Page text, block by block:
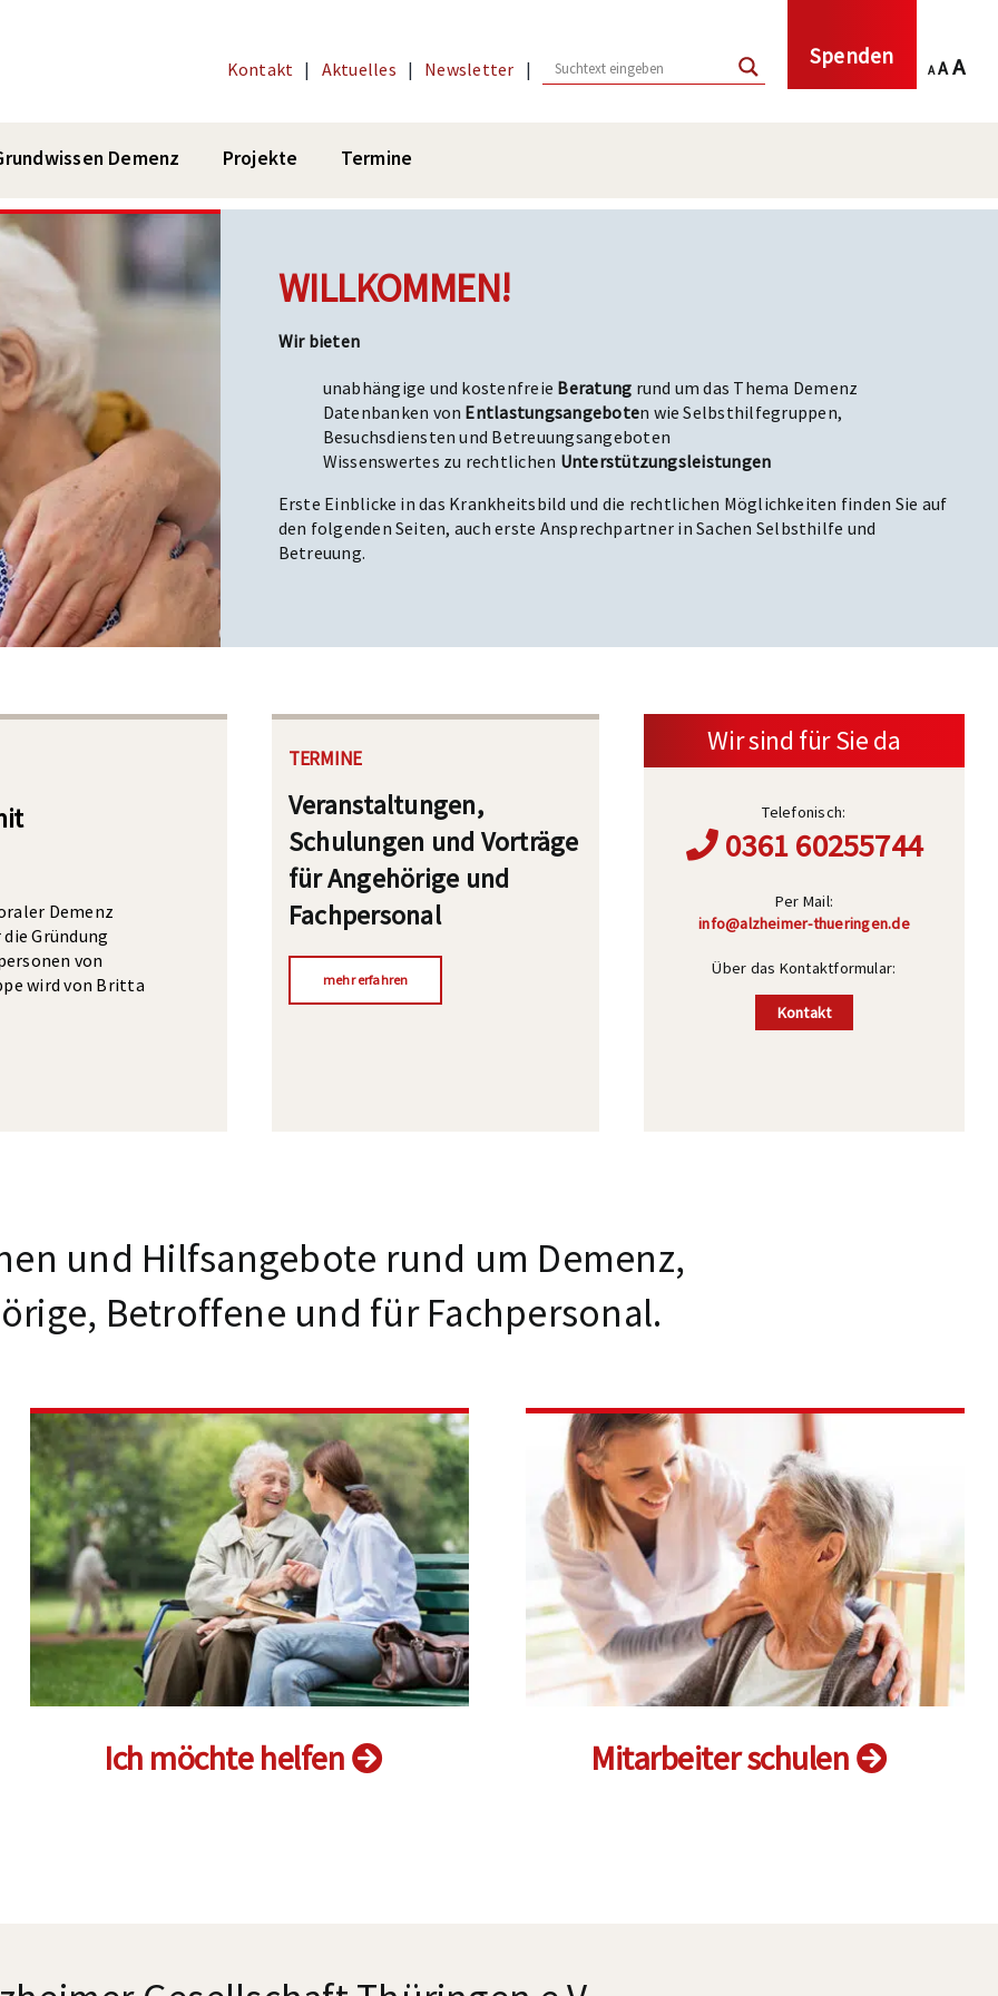
Kontakt | Aktuelles | Newsletter |
Spenden
A
Decrease
font
A Reset
A
Demenz Projekte Termine
WILLKOMMEN!
Wir bieten
unabhängige und kostenfreie Beratung rund um das Thema Demenz
Datenbanken von Entlastungsangeboten wie Selbsthilfegruppen,
Besuchsdiensten und Betreuungsangeboten
Wissenswertes zu rechtlichen Unterstützungsleistungen
Erste Einblicke in das Krankheitsbild und die rechtlichen Möglichkeiten finden Sie auf
den folgenden Seiten, auch erste Ansprechpartner in Sachen Selbsthilfe und
Betreuung.
Demenz
Gründung
von
wird von Britta
den 21.
lädt die
Magdeburg der
Demenz
Demenz im
von
Lebenszentrum
bietet die
Menschen mit
Neben den
fehlt [...]
TERMINE
Veranstaltungen,
Schulungen und Vorträge
für Angehörige und
Fachpersonal
mehr erfahren
Wir sind für Sie da
Telefonisch:
0361 60255744
Per Mail:
info@alzheimer-thueringen.de
Über das Kontaktformular:
Kontakt
und Hilfsangebote rund um Demenz,
Betroffene und für Fachpersonal.
Ich möchte helfen Mitarbeiter schulen